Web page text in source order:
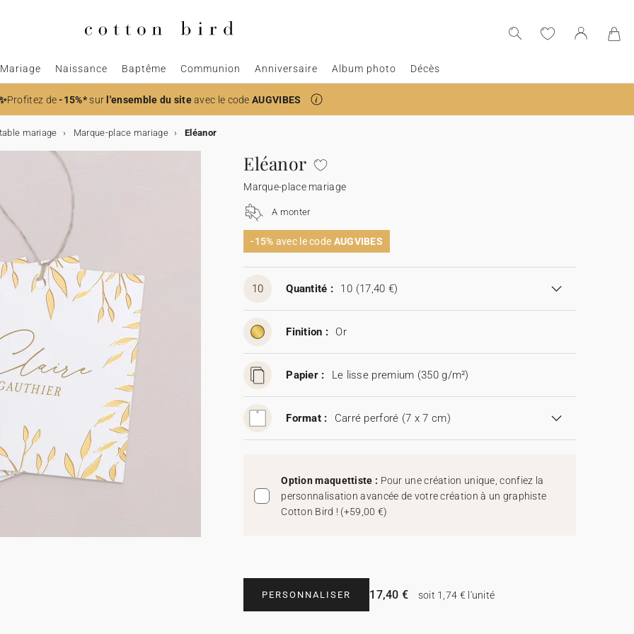
Mariage Naissance Baptême Communion Anniversaire Album photo Décès
Profitez de-15%*surl'ensemble du siteavec le code AUGVIBES
mariage Marque-place mariage Eléanor
Eléanor
Marque-place mariage
A monter
-15% avec le code AUGVIBES
10 Quantité : 10 (17,40 €)
Finition : Or
Papier : Le lisse premium (350 g/m²)
Format : Carré perforé (7 x 7 cm)
Option maquettiste : Pour une création unique, confiez la
personnalisation avancée de votre création à un graphiste
Cotton Bird ! (+59,00 €)
PERSONNALISER 17,40 € soit 1,74 € l'unité